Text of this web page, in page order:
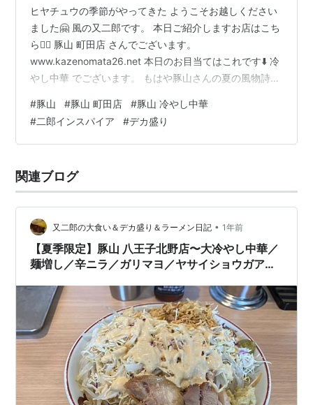
ヒヤチュウの季節がやってきた ようこそお越しください
ました🤗 風の又二郎です。 本日ご紹介しますお店はこち
ら💁‍♀️ 豚山 町田店 さんでございます。
www.kazenomata26.net 本日のお目当てはこれです⬇️ 冷
やし中華 でございます。 もはや豚山さんの夏の風物詩と
スタートという情報をキャッチいたしまして、仕事終わ
りにダッシュで駆けつけた次第でございます💨 深夜2:30
過ぎの到着で店内はほぼ満席‼️ 週末の町田とはいえ、こ
ありました🌻 ということで本日のオーダーは… 大冷や…
#豚山 #豚山 町田店 #豚山 冷やし中華
#二郎インスパイア #デカ盛り
関連ブログ
又二郎の大食い＆デカ盛り＆ラーメン日記 • 1年前
【夏季限定】豚山 八王子北野店〜大冷やし中華／
麺増し／辛ニラ／ガリマヨ／ヤサイショウガアレ